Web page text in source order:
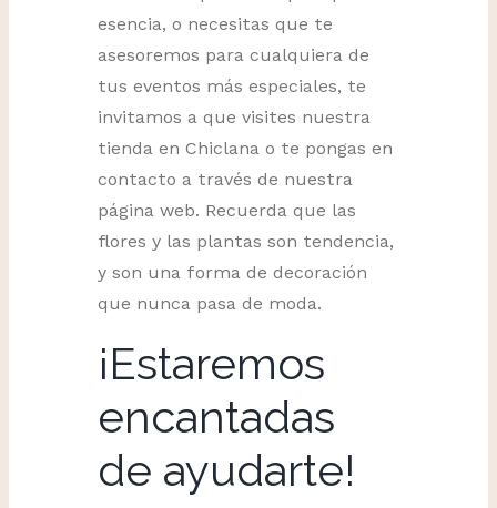
esencia, o necesitas que te
asesoremos para cualquiera de
tus eventos más especiales, te
invitamos a que visites nuestra
tienda en Chiclana o te pongas en
contacto a través de nuestra
página web. Recuerda que las
flores y las plantas son tendencia,
y son una forma de decoración
que nunca pasa de moda.
¡Estaremos
encantadas
de ayudarte!